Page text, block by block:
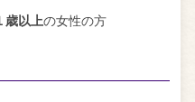
歳以上の女性の方